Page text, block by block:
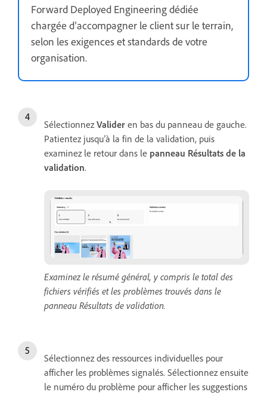
Forward Deployed Engineering dédiée
chargée d’accompagner le client sur le terrain,
selon les exigences et standards de votre
organisation.
Sélectionnez Valider en bas du panneau de gauche.
Patientez jusqu’à la fin de la validation, puis
examinez le retour dans le panneau Résultats de la
validation.
Examinez le résumé général, y compris le total des
fichiers vérifiés et les problèmes trouvés dans le
panneau Résultats de validation.
Sélectionnez des ressources individuelles pour
afficher les problèmes signalés. Sélectionnez ensuite
le numéro du problème pour afficher les suggestions